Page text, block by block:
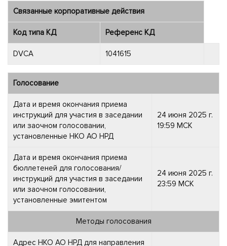
Связанные корпоративные действия
Код типа КД Референс КД
DVCA 1041615
Голосование
Дата и время окончания приема
инструкций для участия в заседании
или заочном голосовании,
установленные НКО АО НРД
24 июня 2025 г.
19:59 МСК
Дата и время окончания приема
бюллетеней для голосования/
инструкций для участия в заседании
или заочном голосовании,
установленные эмитентом
24 июня 2025 г.
23:59 МСК
Методы голосования
Адрес НКО АО НРД для направления